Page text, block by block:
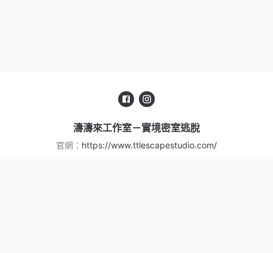
濤濤來工作室－實境密室逃脫
官網： https://www.ttlescapestudio.com/